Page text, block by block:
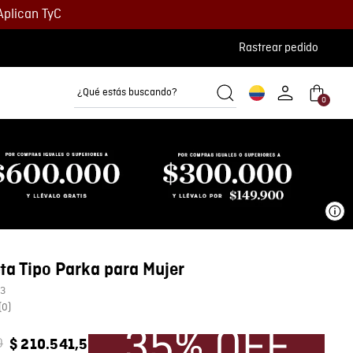
TyC
Rastrear pedido
¿Qué estás buscando?
0
Tipo Parka para Mujer
(0)
$ 210.541,5